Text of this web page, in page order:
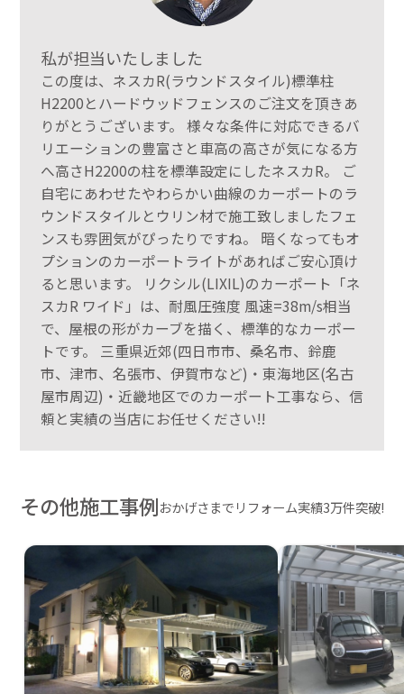
私が担当いたしました
この度は、ネスカR(ラウンドスタイル)標準柱
H2200とハードウッドフェンスのご注文を頂きあ
りがとうございます。 様々な条件に対応できるバ
リエーションの豊富さと車高の高さが気になる方
へ高さH2200の柱を標準設定にしたネスカR。 ご
自宅にあわせたやわらかい曲線のカーポートのラ
ウンドスタイルとウリン材で施工致しましたフェ
ンスも雰囲気がぴったりですね。 暗くなってもオ
プションのカーポートライトがあればご安心頂け
ると思います。 リクシル(LIXIL)のカーポート「ネ
スカR ワイド」は、耐風圧強度 風速=38m/s相当
で、屋根の形がカーブを描く、標準的なカーポー
トです。 三重県近郊(四日市市、桑名市、鈴鹿
市、津市、名張市、伊賀市など)・東海地区(名古
屋市周辺)・近畿地区でのカーポート工事なら、信
頼と実績の当店にお任せください!!
その他施工事例おかげさまでリフォーム実績3万件突破!